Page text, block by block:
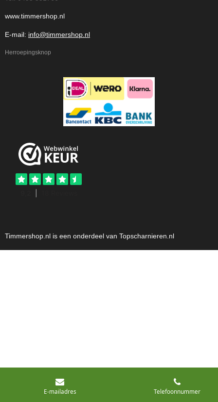
www.timmershop.nl
E-mail: info@timmershop.nl
Herroepingsknop
Timmershop.nl is een onderdeel van Topscharnieren.nl
E-mailadres Telefoonnummer